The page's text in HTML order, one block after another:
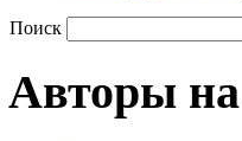
Поиск
Авторы